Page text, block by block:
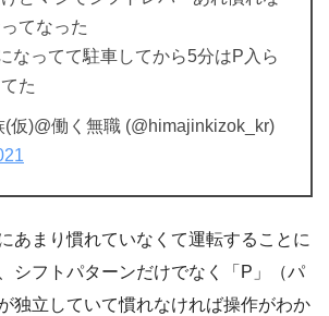
てなった
なってて駐車してから5分はP入ら
た
仮)@働く無職 (@himajinkizok_kr)
あまり慣れていなくて運転することに
シフトパターンだけでなく「P」（パ
独立していて慣れなければ操作がわか